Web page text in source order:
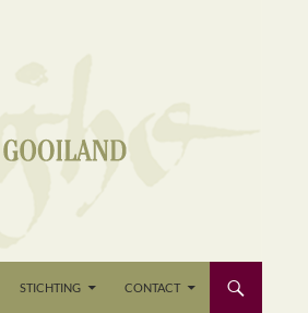
STICHTING CONTACT